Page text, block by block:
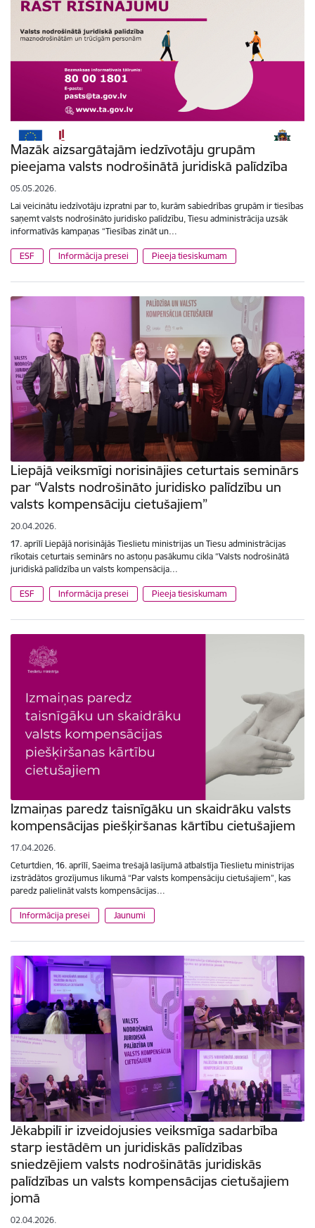
Mazāk aizsargātajām iedzīvotāju grupām
pieejama valsts nodrošinātā juridiskā palīdzība
05.05.2026.
Lai veicinātu iedzīvotāju izpratni par to, kurām sabiedrības grupām ir tiesības
saņemt valsts nodrošināto juridisko palīdzību, Tiesu administrācija uzsāk
informatīvās kampaņas “Tiesības zināt un…
ESF Informācija presei Pieeja tiesiskumam
Liepājā veiksmīgi norisinājies ceturtais seminārs
par “Valsts nodrošināto juridisko palīdzību un
valsts kompensāciju cietušajiem”
20.04.2026.
17. aprīlī Liepājā norisinājās Tieslietu ministrijas un Tiesu administrācijas
rīkotais ceturtais seminārs no astoņu pasākumu cikla “Valsts nodrošinātā
juridiskā palīdzība un valsts kompensācija…
ESF Informācija presei Pieeja tiesiskumam
Izmaiņas paredz taisnīgāku un skaidrāku valsts
kompensācijas piešķiršanas kārtību cietušajiem
17.04.2026.
Ceturtdien, 16. aprīlī, Saeima trešajā lasījumā atbalstīja Tieslietu ministrijas
izstrādātos grozījumus likumā “Par valsts kompensāciju cietušajiem”, kas
paredz palielināt valsts kompensācijas…
Informācija presei Jaunumi
Jēkabpilī ir izveidojusies veiksmīga sadarbība
starp iestādēm un juridiskās palīdzības
sniedzējiem valsts nodrošinātās juridiskās
palīdzības un valsts kompensācijas cietušajiem
jomā
02.04.2026.